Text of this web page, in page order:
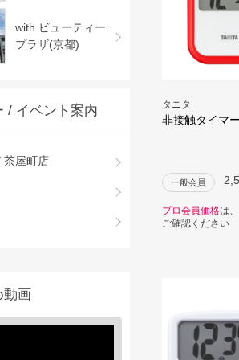
with ビューティー
プラザ(京都)
/ イベント案内
茶屋町店
動画
タニタ
非接触タイマ
一般会員
プロ会員価格は
ご確認ください